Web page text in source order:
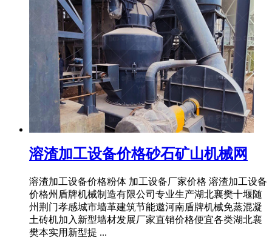
溶渣加工设备价格砂石矿山机械网
溶渣加工设备价格粉体 加工设备厂家价格 溶渣加工设备
价格州盾牌机械制造有限公司专业生产湖北襄樊十堰随
州荆门孝感城市墙革建筑节能邀河南盾牌机械免蒸混凝
土砖机加入新型墙材发展厂家直销价格便宜各类湖北襄
樊本实用新型提 ...